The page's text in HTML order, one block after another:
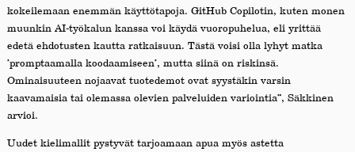
kokeilemaan enemmän käyttötapoja. GitHub Copilotin, kuten monen
muunkin AI-työkalun kanssa voi käydä vuoropuhelua, eli yrittää
edetä ehdotusten kautta ratkaisuun. Tästä voisi olla lyhyt matka
’promptaamalla koodaamiseen’, mutta siinä on riskinsä.
Ominaisuuteen nojaavat tuotedemot ovat syystäkin varsin
kaavamaisia tai olemassa olevien palveluiden variointia”, Säkkinen
arvioi.
Uudet kielimallit pystyvät tarjoamaan apua myös astetta